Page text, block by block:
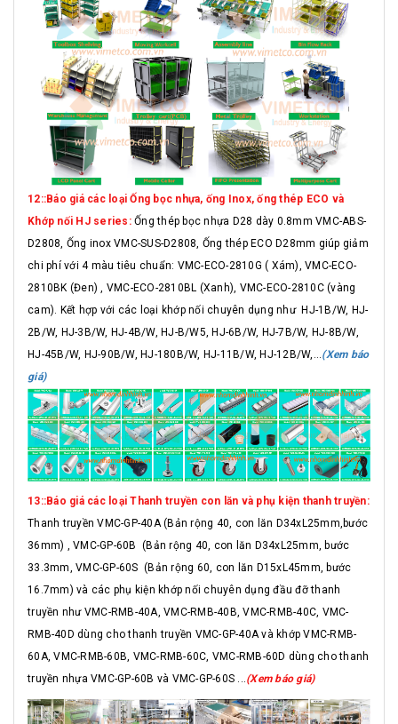
12::Báo giá các loại Ống bọc nhựa, ống Inox, ống thép ECO và
Khớp nối HJ series:Ống thép bọc nhựa D28 dày 0.8mm VMC-ABS-
D2808, Ống inox VMC-SUS-D2808, Ống thép ECO D28mm giúp giảm
chi phí với 4 màu tiêu chuẩn: VMC-ECO-2810G ( Xám), VMC-ECO-
2810BK (Đen) , VMC-ECO-2810BL (Xanh), VMC-ECO-2810C (vàng
cam). Kết hợp với các loại khớp nối chuyên dụng như HJ-1B/W, HJ-
2B/W, HJ-3B/W, HJ-4B/W, HJ-B/W5, HJ-6B/W, HJ-7B/W, HJ-8B/W,
HJ-45B/W, HJ-90B/W, HJ-180B/W, HJ-11B/W, HJ-12B/W,... (Xem báo
giá)
13::Báo giá các loại Thanh truyền con lăn và phụ kiện thanh truyền:
Thanh truyền VMC-GP-40A (Bản rộng 40, con lăn D34xL25mm,bước
36mm) , VMC-GP-60B (Bản rộng 40, con lăn D34xL25mm, bước
33.3mm, VMC-GP-60S (Bản rộng 60, con lăn D15xL45mm, bước
16.7mm) và các phụ kiện khớp nối chuyên dụng đầu đỡ thanh
truyền như VMC-RMB-40A, VMC-RMB-40B, VMC-RMB-40C, VMC-
RMB-40D dùng cho thanh truyền VMC-GP-40A và khớp VMC-RMB-
60A, VMC-RMB-60B, VMC-RMB-60C, VMC-RMB-60D dùng cho thanh
truyền nhựa VMC-GP-60B và VMC-GP-60S ... (Xem báo giá)